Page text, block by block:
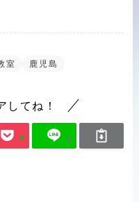
室 鹿児島
してね！